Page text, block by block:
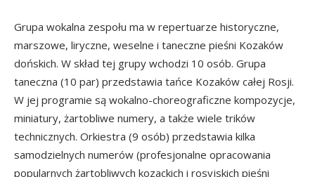
Grupa wokalna zespołu ma w repertuarze historyczne,
marszowe, liryczne, weselne i taneczne pieśni Kozaków
dońskich. W skład tej grupy wchodzi 10 osób. Grupa
taneczna (10 par) przedstawia tańce Kozaków całej Rosji.
W jej programie są wokalno-choreograficzne kompozycje,
miniatury, żartobliwe numery, a także wiele trików
technicznych. Orkiestra (9 osób) przedstawia kilka
samodzielnych numerów (profesjonalne opracowania
popularnych żartobliwych kozackich i rosyjskich pieśni